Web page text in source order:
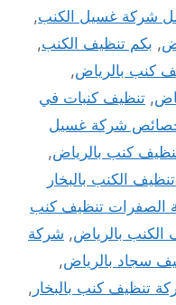
شركة غسيل الكنب,
, بكم تنظيف الكنب,
كنب بالرياض,
, تنظيف كنبات في
شركة غسيل
كنب بالرياض,
الكنب بالبخار
الصفرات تنظيف كنب
بالرياض, شركة
سجاد بالرياض,
تنظيف كنب بالبخار ,